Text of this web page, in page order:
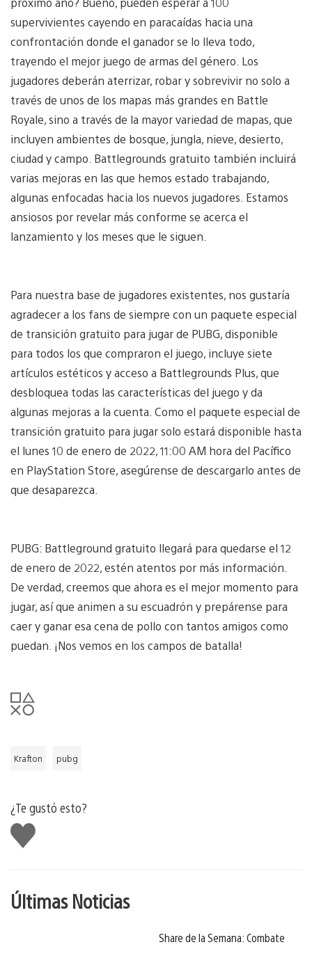
supervivientes cayendo en paracaídas hacia una
confrontación donde el ganador se lo lleva todo,
trayendo el mejor juego de armas del género. Los
jugadores deberán aterrizar, robar y sobrevivir no solo a
través de unos de los mapas más grandes en Battle
Royale, sino a través de la mayor variedad de mapas, que
incluyen ambientes de bosque, jungla, nieve, desierto,
ciudad y campo. Battlegrounds gratuito también incluirá
varias mejoras en las que hemos estado trabajando,
algunas enfocadas hacia los nuevos jugadores. Estamos
ansiosos por revelar más conforme se acerca el
lanzamiento y los meses que le siguen.
Para nuestra base de jugadores existentes, nos gustaría
agradecer a los fans de siempre con un paquete especial
de transición gratuito para jugar de PUBG, disponible
para todos los que compraron el juego, incluye siete
artículos estéticos y acceso a Battlegrounds Plus, que
desbloquea todas las características del juego y da
algunas mejoras a la cuenta. Como el paquete especial de
transición gratuito para jugar solo estará disponible hasta
el lunes 10 de enero de 2022, 11:00 AM hora del Pacífico
en PlayStation Store, asegúrense de descargarlo antes de
que desaparezca.
PUBG: Battleground gratuito llegará para quedarse el 12
de enero de 2022, estén atentos por más información.
De verdad, creemos que ahora es el mejor momento para
jugar, así que animen a su escuadrón y prepárense para
caer y ganar esa cena de pollo con tantos amigos como
puedan. ¡Nos vemos en los campos de batalla!
Krafton pubg
¿Te gustó esto?
Me
gusta
Últimas Noticias
Share de la Semana: Combate